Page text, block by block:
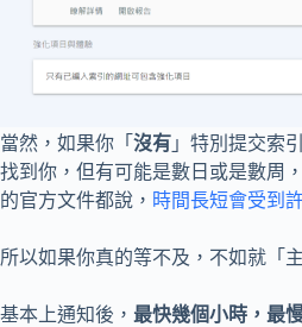
當然，如果你「 沒有 」特別提交索
找到你，但有可能是數日或是數周
的官方文件都說， 時間長短會受到
所以如果你真的等不及，不如就「
基本上通知後， 最快幾個小時，最